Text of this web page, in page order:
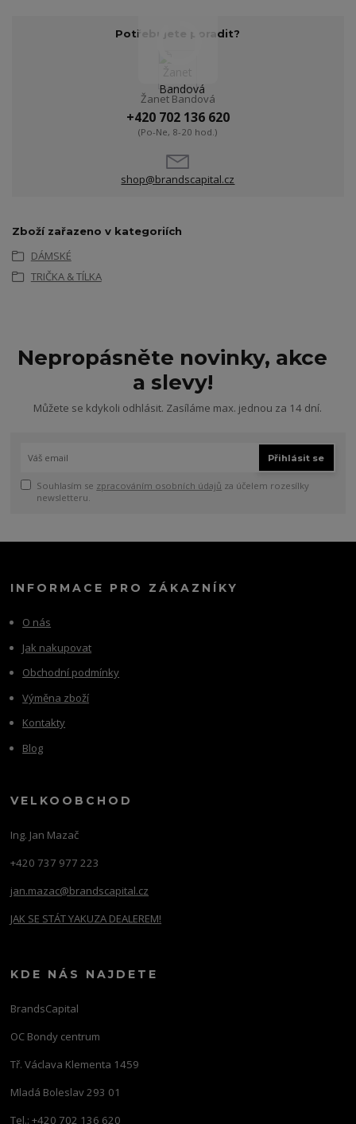
Potřebujete poradit?
Žanet Bandová
+420 702 136 620
(Po-Ne, 8-20 hod.)
shop@brandscapital.cz
Zboží zařazeno v kategoriích
DÁMSKÉ
TRIČKA & TÍLKA
Nepropásněte novinky, akce
a slevy!
Můžete se kdykoli odhlásit. Zasíláme max. jednou za 14 dní.
Přihlásit se
Souhlasím se zpracováním osobních údajů za účelem rozesílky
newsletteru.
INFORMACE PRO ZÁKAZNÍKY
O nás
Jak nakupovat
Obchodní podmínky
Výměna zboží
Kontakty
Blog
VELKOOBCHOD
Ing. Jan Mazač
+420 737 977 223
jan.mazac@brandscapital.cz
JAK SE STÁT YAKUZA DEALEREM!
KDE NÁS NAJDETE
BrandsCapital
OC Bondy centrum
Tř. Václava Klementa 1459
Mladá Boleslav 293 01
Tel.: +420 702 136 620